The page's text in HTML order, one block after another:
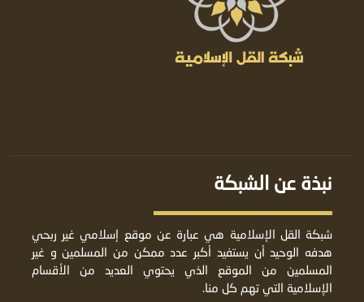
نبذة عن الشبكة
شبكة القل الإسلامية هي عبارة عن موقع إسلامي غير ربحي
هدفه الوحيد أن يستفيد أكبر عدد ممكن من المسلمين و غير
المسلمين من الموقع الذي يحتوي العديد من الأقسام
الإسلامية التي تهم كل منا.